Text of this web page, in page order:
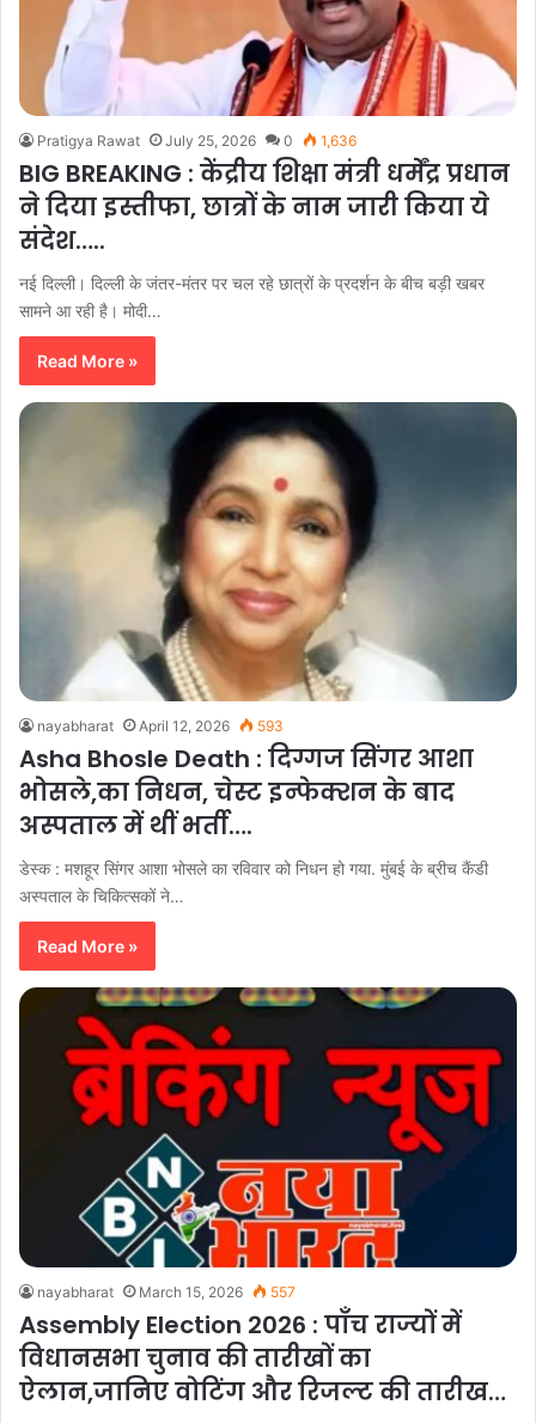
Pratigya Rawat July 25, 2026 0 1,636
BIG BREAKING : केंद्रीय शिक्षा मंत्री धर्मेंद्र प्रधान
ने दिया इस्तीफा, छात्रों के नाम जारी किया ये
संदेश…..
नई दिल्ली। दिल्ली के जंतर-मंतर पर चल रहे छात्रों के प्रदर्शन के बीच बड़ी खबर
सामने आ रही है। मोदी…
Read More »
nayabharat April 12, 2026 593
Asha Bhosle Death : दिग्गज सिंगर आशा
भोसले,का निधन, चेस्ट इन्फेक्शन के बाद
अस्पताल में थीं भर्ती….
डेस्क : मशहूर सिंगर आशा भोसले का रविवार को निधन हो गया. मुंबई के ब्रीच कैंडी
अस्पताल के चिकित्सकों ने…
Read More »
nayabharat March 15, 2026 557
Assembly Election 2026 : पाँच राज्यों में
विधानसभा चुनाव की तारीखों का
ऐलान,जानिए वोटिंग और रिजल्ट की तारीख…